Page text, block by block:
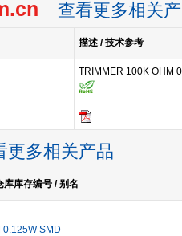
查看更多相关
描述 / 技术参考
TRIMMER 100K OHM
更多相关产品
库库存编号 / 别名
0.125W SMD